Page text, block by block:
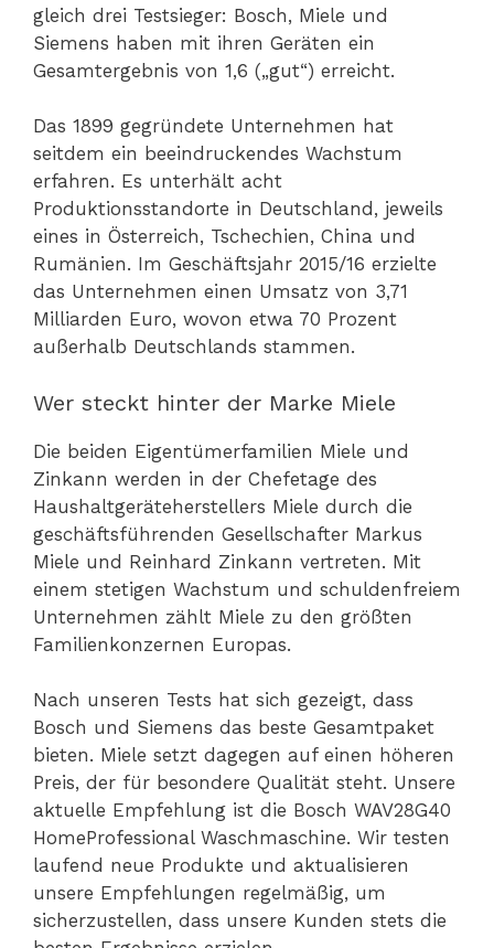
gleich drei Testsieger: Bosch, Miele und
Siemens haben mit ihren Geräten ein
Gesamtergebnis von 1,6 („gut“) erreicht.
Das 1899 gegründete Unternehmen hat
seitdem ein beeindruckendes Wachstum
erfahren. Es unterhält acht
Produktionsstandorte in Deutschland, jeweils
eines in Österreich, Tschechien, China und
Rumänien. Im Geschäftsjahr 2015/16 erzielte
das Unternehmen einen Umsatz von 3,71
Milliarden Euro, wovon etwa 70 Prozent
außerhalb Deutschlands stammen.
Wer steckt hinter der Marke Miele
Die beiden Eigentümerfamilien Miele und
Zinkann werden in der Chefetage des
Haushaltgeräteherstellers Miele durch die
geschäftsführenden Gesellschafter Markus
Miele und Reinhard Zinkann vertreten. Mit
einem stetigen Wachstum und schuldenfreiem
Unternehmen zählt Miele zu den größten
Familienkonzernen Europas.
Nach unseren Tests hat sich gezeigt, dass
Bosch und Siemens das beste Gesamtpaket
bieten. Miele setzt dagegen auf einen höheren
Preis, der für besondere Qualität steht. Unsere
aktuelle Empfehlung ist die Bosch WAV28G40
HomeProfessional Waschmaschine. Wir testen
laufend neue Produkte und aktualisieren
unsere Empfehlungen regelmäßig, um
sicherzustellen, dass unsere Kunden stets die